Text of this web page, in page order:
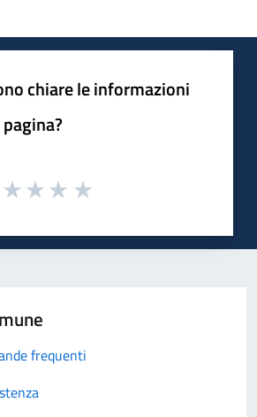
chiare le informazioni
frequenti